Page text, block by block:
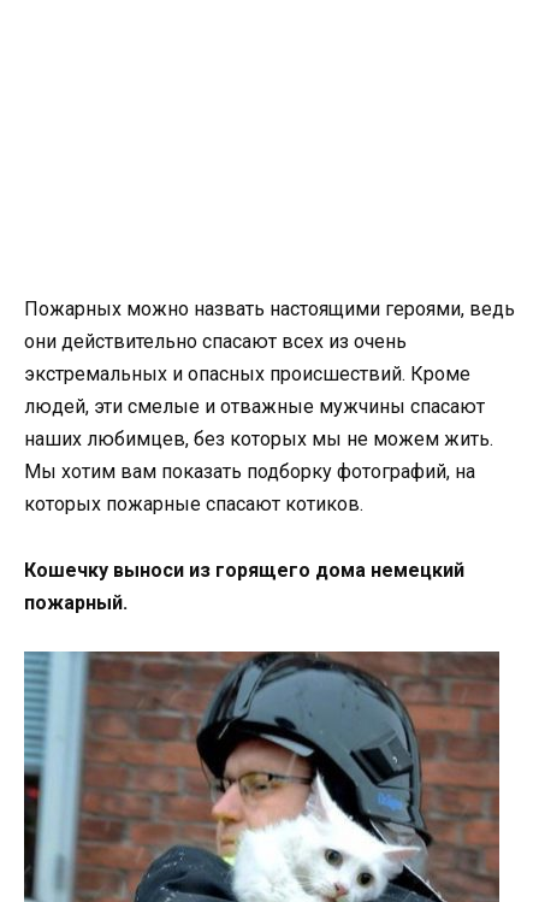
Пожарных можно назвать настоящими героями, ведь
они действительно спасают всех из очень
экстремальных и опасных происшествий. Кроме
людей, эти смелые и отважные мужчины спасают
наших любимцев, без которых мы не можем жить.
Мы хотим вам показать подборку фотографий, на
которых пожарные спасают котиков.
Кошечку выноси из горящего дома немецкий
пожарный.